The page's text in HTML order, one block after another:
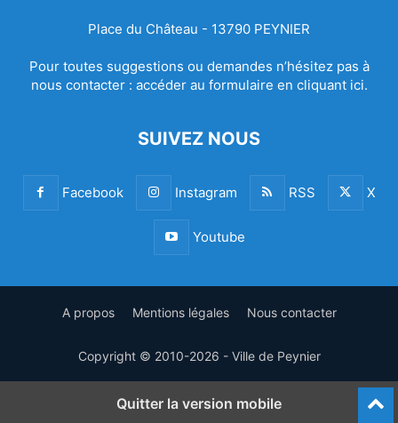
Place du Château - 13790 PEYNIER
Pour toutes suggestions ou demandes n’hésitez pas à
nous contacter : accéder au formulaire en cliquant ici.
SUIVEZ NOUS
Facebook Instagram RSS X
Youtube
A propos Mentions légales Nous contacter
Copyright © 2010-2026 - Ville de Peynier
Quitter la version mobile